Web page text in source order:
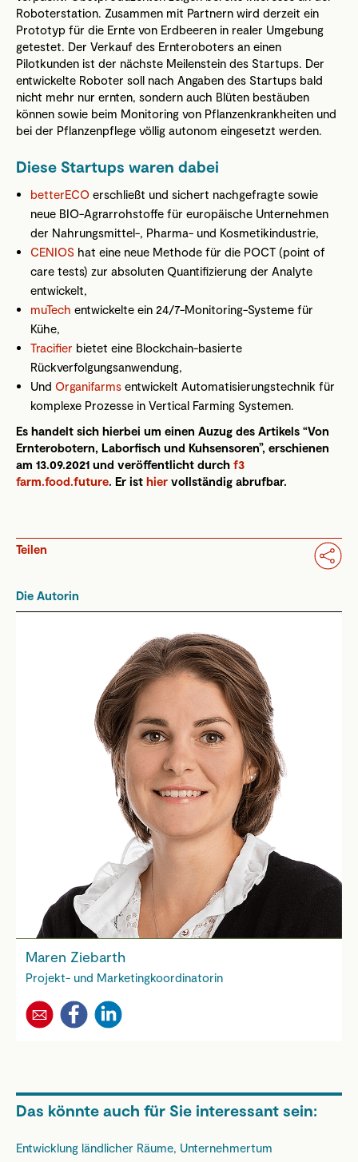
Roboterstation. Zusammen mit Partnern wird derzeit ein
Prototyp für die Ernte von Erdbeeren in realer Umgebung
getestet. Der Verkauf des Ernteroboters an einen
Pilotkunden ist der nächste Meilenstein des Startups. Der
entwickelte Roboter soll nach Angaben des Startups bald
nicht mehr nur ernten, sondern auch Blüten bestäuben
können sowie beim Monitoring von Pflanzenkrankheiten und
bei der Pflanzenpflege völlig autonom eingesetzt werden.
Diese Startups waren dabei
betterECO erschließt und sichert nachgefragte sowie
neue BIO-Agrarrohstoffe für europäische Unternehmen
der Nahrungsmittel-, Pharma- und Kosmetikindustrie,
CENIOS hat eine neue Methode für die POCT (point of
care tests) zur absoluten Quantifizierung der Analyte
entwickelt,
muTech entwickelte ein 24/7-Monitoring-Systeme für
Kühe,
Tracifier bietet eine Blockchain-basierte
Rückverfolgungsanwendung,
Und Organifarms entwickelt Automatisierungstechnik für
komplexe Prozesse in Vertical Farming Systemen.
Es handelt sich hierbei um einen Auzug des Artikels “Von
Ernterobotern, Laborfisch und Kuhsensoren”, erschienen
am 13.09.2021 und veröffentlicht durch f3
farm.food.future. Er ist hier vollständig abrufbar.
Teilen
Die Autorin
Maren Ziebarth
Projekt- und Marketingkoordinatorin
Das könnte auch für Sie interessant sein:
Entwicklung ländlicher Räume, Unternehmertum